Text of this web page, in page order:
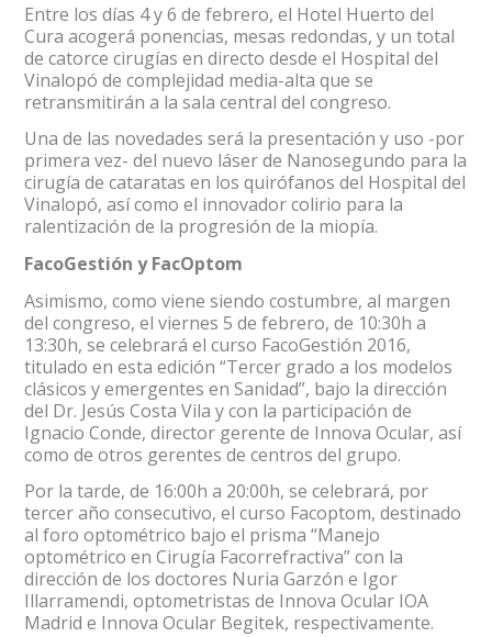
Entre los días 4 y 6 de febrero, el Hotel Huerto del
Cura acogerá ponencias, mesas redondas, y un total
de catorce cirugías en directo desde el Hospital del
Vinalopó de complejidad media-alta que se
retransmitirán a la sala central del congreso.
Una de las novedades será la presentación y uso -por
primera vez- del nuevo láser de Nanosegundo para la
cirugía de cataratas en los quirófanos del Hospital del
Vinalopó, así como el innovador colirio para la
ralentización de la progresión de la miopía.
FacoGestión y FacOptom
Asimismo, como viene siendo costumbre, al margen
del congreso, el viernes 5 de febrero, de 10:30h a
13:30h, se celebrará el curso FacoGestión 2016,
titulado en esta edición “Tercer grado a los modelos
clásicos y emergentes en Sanidad”, bajo la dirección
del Dr. Jesús Costa Vila y con la participación de
Ignacio Conde, director gerente de Innova Ocular, así
como de otros gerentes de centros del grupo.
Por la tarde, de 16:00h a 20:00h, se celebrará, por
tercer año consecutivo, el curso Facoptom, destinado
al foro optométrico bajo el prisma “Manejo
optométrico en Cirugía Facorrefractiva” con la
dirección de los doctores Nuria Garzón e Igor
Illarramendi, optometristas de Innova Ocular IOA
Madrid e Innova Ocular Begitek, respectivamente.